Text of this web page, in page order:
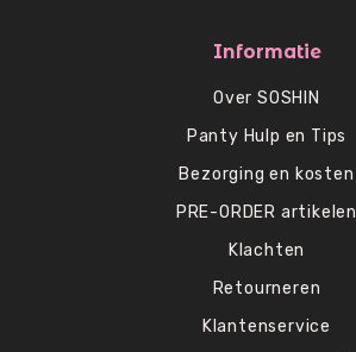
Informatie
Over SOSHIN
Panty Hulp en Tips
Bezorging en kosten
PRE-ORDER artikelen
Klachten
Retourneren
Klantenservice